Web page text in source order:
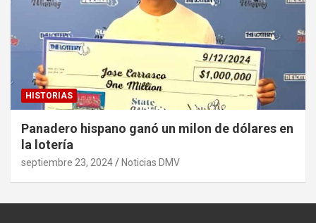
HISTORIAS
Panadero hispano ganó un milon de dólares en
la lotería
septiembre 23, 2024 Noticias DMV